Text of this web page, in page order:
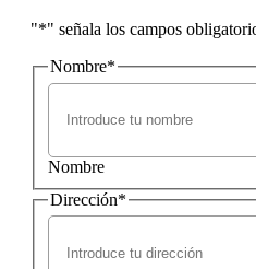
"*" señala los campos
Nombre*
Nombre
Dirección*